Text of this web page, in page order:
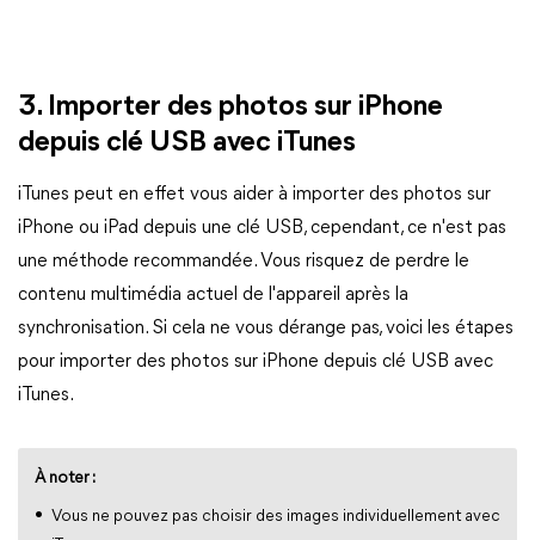
3. Importer des photos sur iPhone
depuis clé USB avec iTunes
iTunes peut en effet vous aider à importer des photos sur
iPhone ou iPad depuis une clé USB, cependant, ce n'est pas
une méthode recommandée. Vous risquez de perdre le
contenu multimédia actuel de l'appareil après la
synchronisation. Si cela ne vous dérange pas, voici les étapes
pour importer des photos sur iPhone depuis clé USB avec
iTunes.
À noter :
Vous ne pouvez pas choisir des images individuellement avec